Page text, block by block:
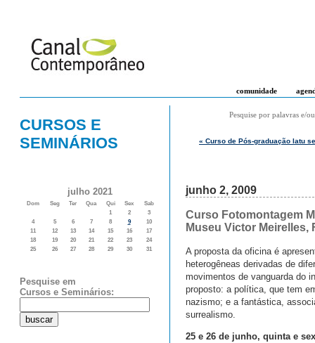
comunidade
CURSOS E
SEMINÁRIOS
julho 2021
Dom Seg Ter Qua Qui Sex
Sab
1
2
3
4
5 6 7 8 9
10
11
12 13 14 15 16
17
18
19 20 21 22 23
24
25
26 27 28 29 30 31
Pesquise em
Cursos e Seminários:
Pesquise por palavras e/
« Curso de Pós-graduação latu
junho 2, 2009
Curso Fotomontagem
Museu Victor Meirelles,
A proposta da oficina é
heterogêneas derivadas de
movimentos de vanguarda do
proposto: a política, que tem
nazismo; e a fantástica,
surrealismo.
25 e 26 de junho, quinta e